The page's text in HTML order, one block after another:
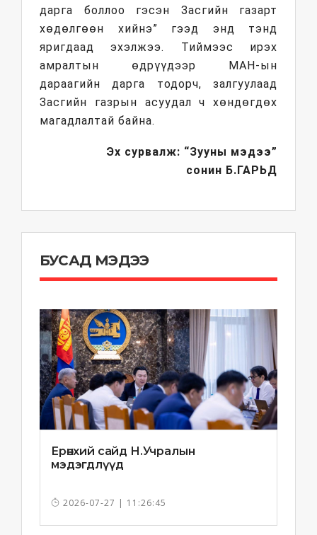
дарга боллоо гэсэн Засгийн газарт
хөдөлгөөн хийнэ” гээд энд тэнд
яригдаад эхэлжээ. Тиймээс ирэх
амралтын өдрүүдээр МАН-ын
дараагийн дарга тодорч, залгуулаад
Засгийн газрын асуудал ч хөндөгдөх
магадлалтай байна.
Эх сурвалж: “Зууны мэдээ”
сонин Б.ГАРЬД
БУСАД МЭДЭЭ
Ерөнхий сайд Н.Учралын
мэдэгдлүүд
2026-07-27 | 11:26:45